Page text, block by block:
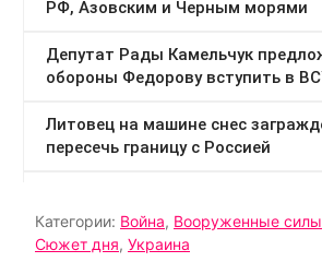
Категории: Война, Вооруженные силы
Сюжет дня, Украина